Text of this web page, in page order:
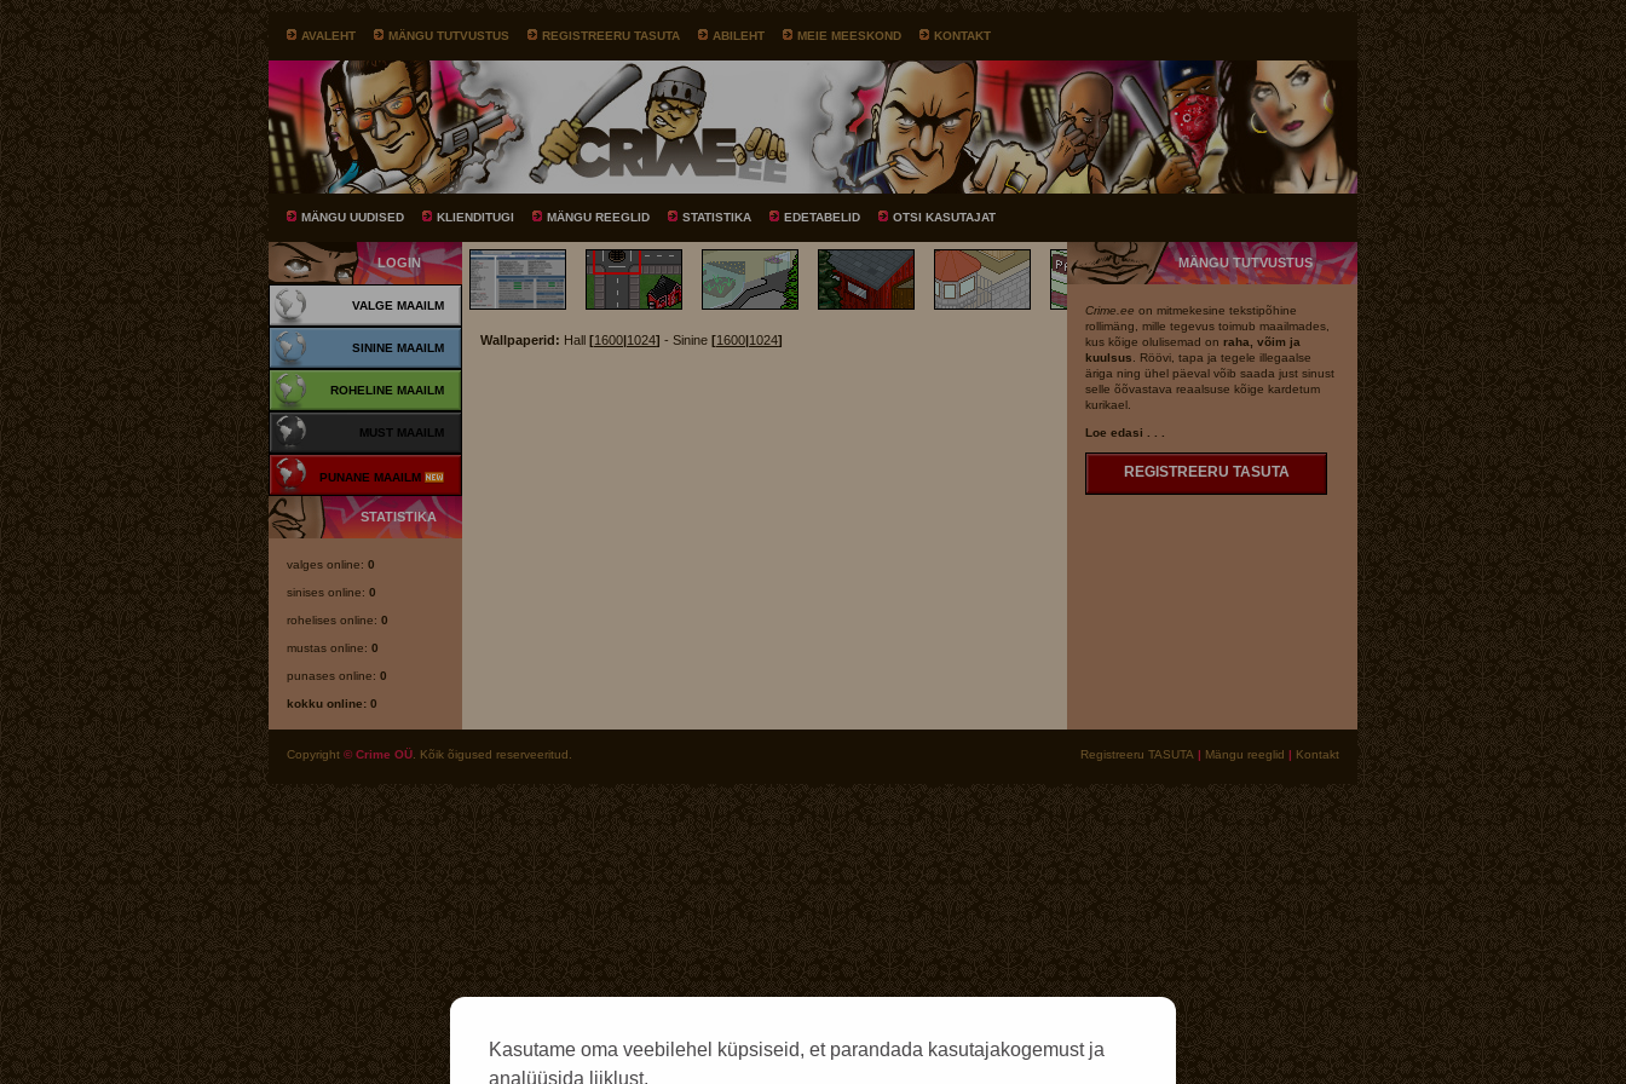
Kasutame oma veebilehel küpsiseid, et parandada kasutajakogemust ja
analüüsida liiklust.
AVALEHT MÄNGU TUTVUSTUS REGISTREERU TASUTA ABILEHT MEIE MEESKOND KONTAKT
MÄNGU UUDISED KLIENDITUGI MÄNGU REEGLID STATISTIKA EDETABELID OTSI KASUTAJAT
LOGIN
VALGE MAAILM
SININE MAAILM
ROHELINE MAAILM
MUST MAAILM
PUNANE MAAILM
STATISTIKA
valges online: 0
sinises online: 0
rohelises online: 0
mustas online: 0
punases online: 0
kokku online: 0
Wallpaperid: Hall [1600|1024] - Sinine [1600|1024]
MÄNGU TUTVUSTUS
Crime.ee on mitmekesine tekstipõhine
rollimäng, mille tegevus toimub maailmades,
kus kõige olulisemad on raha, võim ja
kuulsus . Röövi, tapa ja tegele illegaalse
äriga ning ühel päeval võib saada just sinust
selle õõvastava reaalsuse kõige kardetum
kurikael.
Loe edasi . . .
REGISTREERU TASUTA
Copyright © Crime OÜ . Kõik õigused reserveeritud. Registreeru TASUTA | Mängu reeglid | Kontakt